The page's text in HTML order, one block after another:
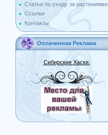
Статьи по уходу за растениями
Ссылки
Контакты
Оплаченная Реклама
Сибирские Хаски.